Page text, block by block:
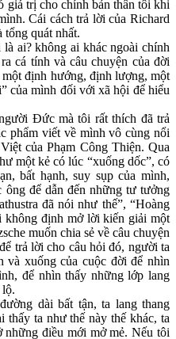
giá trị cho chính bản thân tôi khi
Cái cách trả lời của Richard
tổng quát nhất.
ai? không ai khác ngoài chính
cá tính và câu chuyện của đời
định hướng, định lượng, một
của mình đối với xã hội để hiểu
Đức mà tôi rất thích đã trả
phẩm viết về mình vô cùng nổi
của Phạm Công Thiện. Qua
một kẻ có lúc “xuống dốc”, có
bất hạnh, suy sụp của mình,
ông để dẫn đến những tư tưởng
đã nói như thế”, “Hoàng
định mở lời kiến giải một
muốn chia sẻ về câu chuyện
trả lời cho câu hỏi đó, người ta
và xuống của cuộc đời để nhìn
để nhìn thấy những lớp lang
lộ.
dài bất tận, ta lang thang
ta như thế này thế khác, ta
điều mới mở mẻ. Nếu tôi